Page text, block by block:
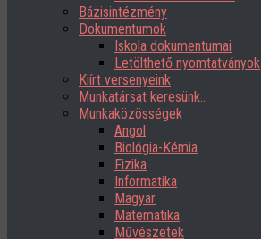
Bázisintézmény
Dokumentumok
Iskola dokumentumai
Letölthető nyomtatványok
Kiírt versenyeink
Munkatársat keresünk..
Munkaközösségek
Angol
Biológia-Kémia
Fizika
Informatika
Magyar
Matematika
Művészetek